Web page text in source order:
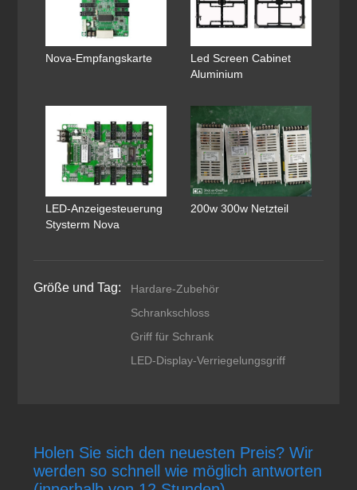
Nova-Empfangskarte
Led Screen Cabinet
Aluminium
LED-Anzeigesteuerung
Stysterm Nova
200w 300w Netzteil
Größe und Tag:
Hardare-Zubehör
Schrankschloss
Griff für Schrank
LED-Display-Verriegelungsgriff
Holen Sie sich den neuesten Preis? Wir
werden so schnell wie möglich antworten